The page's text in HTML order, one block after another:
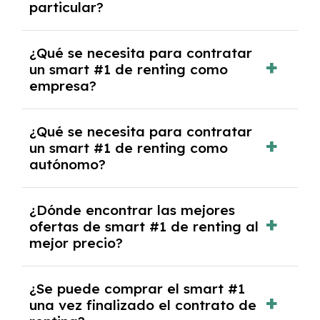
las condiciones del contrato y hablar con un
experto que te asesore.
particular?
y, en algunos casos, una consulta de solvencia
crediticia y un pago inicial.
¿Qué se necesita para contratar
un smart #1 de renting como
empresa?
documentación financiera y, en algunos
casos, un informe de solvencia de la empresa
y un pago inicial.
¿Qué se necesita para contratar
un smart #1 de renting como
autónomo?
autónomos, justificante de ingresos y, en
algunos casos, un informe fiscal y un pago
inicial.
¿Dónde encontrar las mejores
ofertas de smart #1 de renting al
mejor precio?
mejores ofertas de vehículos de renting con
todos los gastos incluidos y sin pagar
¿Se puede comprar el smart #1
una vez finalizado el contrato de